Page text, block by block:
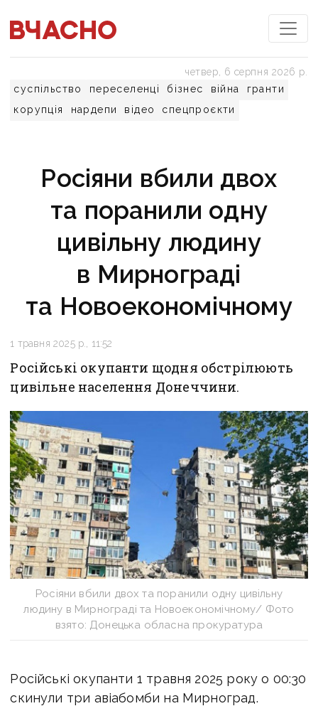
суспільство переселенці бізнес війна
гранти
корупція
нардепи відео спецпроєкти
четвер, 6 серпня 2026 р.
Росіяни вбили двох
та поранили одну
цивільну людину
в Мирнограді
та Новоекономічному
1 травня 2025 р., 11:52
Російські окупанти щодня обстрілюють
цивільне населення Донеччини.
Росіяни вбили двох та поранили одну цивільну
людину в Мирнограді та Новоекономічному/ Фото
взято: Донецька обласна прокуратура
Російські окупанти 1 травня 2025 року о 00:30
скинули три авіабомби на Мирноград.